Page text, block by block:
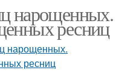
нарощенных.
ресниц